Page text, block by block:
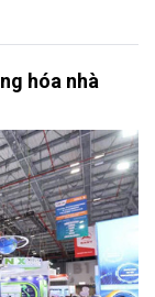
hóa nhà